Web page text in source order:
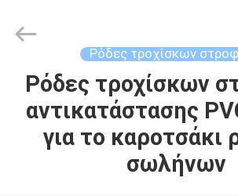
ΣΠΊΤΙ
ΠΡΟΪΌΝΤΑ
Reserved.
Ρόδες τροχίσκων
Ρόδες τροχίσκων
αντικατάστασης
για το καροτσάκι
σωλήνων